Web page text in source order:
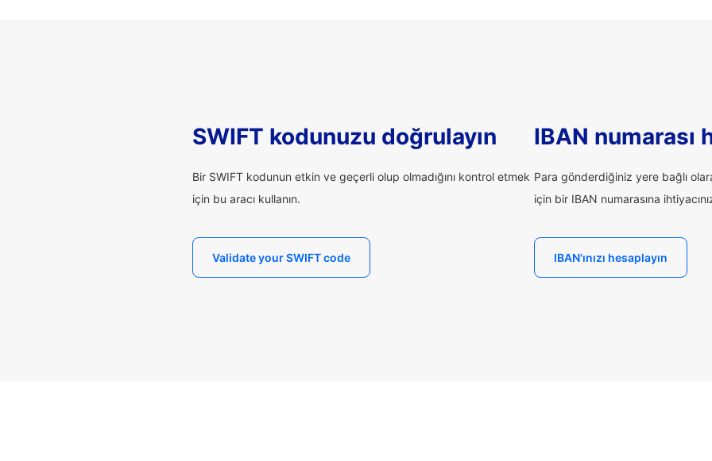
SWIFT kodunuzu doğrulayın
Bir SWIFT kodunun etkin ve geçerli olup olmadığını kontrol etmek
için bu aracı kullanın.
Validate your SWIFT code
IBAN numarası
Para gönderdiğiniz yere bağlı
için bir IBAN numarasına
IBAN'ınızı hesaplayın